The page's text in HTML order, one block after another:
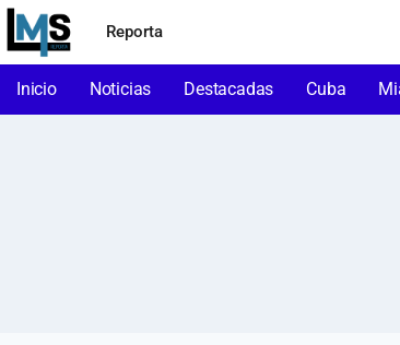
Reporta
Inicio Noticias Destacadas Cuba